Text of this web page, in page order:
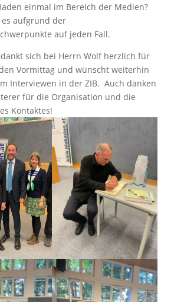
einmal im Bereich der Medien?
aufgrund der
auf jeden Fall.
sich bei Herrn Wolf herzlich für
Vormittag und wünscht weiterhin
Interviewen in der ZIB. Auch danken
für die Organisation und die
Kontaktes!